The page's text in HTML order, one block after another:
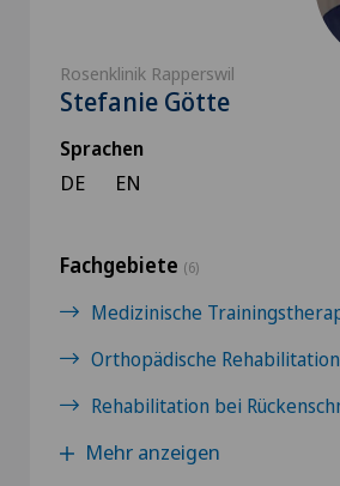
Rosenklinik Rapperswil
Stefanie Götte
Sprachen
DE EN
Fachgebiete (6)
Medizinische
Orthopädische Rehabilitation
Rehabilitation bei
Mehr anzeigen